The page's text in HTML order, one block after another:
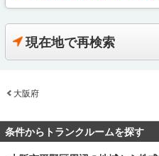
現在地で再検索
大阪府
条件からトランクルームを探す